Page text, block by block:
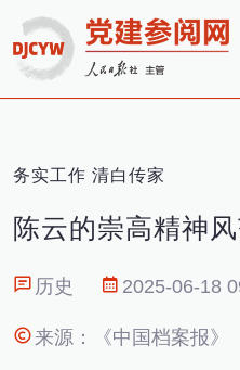
务实工作 清白传家
陈云的崇高精神
历史 2025-06-18
来源：《中国档案报》